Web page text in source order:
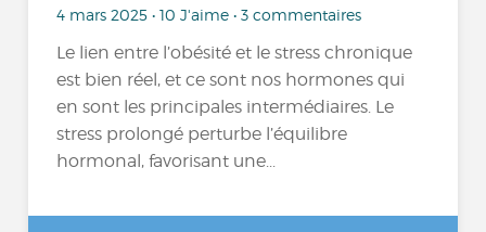
4 mars 2025 • 10 J'aime • 3 commentaires
Le lien entre l’obésité et le stress chronique
est bien réel, et ce sont nos hormones qui
en sont les principales intermédiaires. Le
stress prolongé perturbe l’équilibre
hormonal, favorisant une...